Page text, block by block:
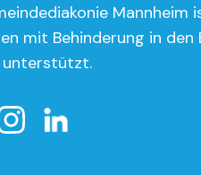
Mannheim
mit Behinderung in
unterstützt.